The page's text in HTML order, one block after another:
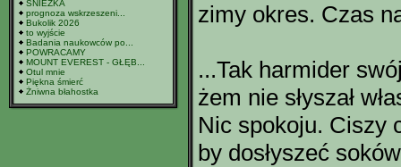
ŚNIEŻKA
prognoza wskrzeszeni...
Bukolik 2026
to wyjście
Badania naukowców po...
POWRACAMY
MOUNT EVEREST - GŁĘB...
Otul mnie
Piękna śmierć
Żniwna błahostka
zimy okres. Czas
...Tak harmider
żem nie słyszał
Nic spokoju. Ciszy
by dosłyszeć